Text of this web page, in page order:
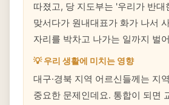
따졌고, 당 지도부는 '우리가 반대
맞서다가 원내대표가 화가 나서
자리를 박차고 나가는 일까지 벌
💡 우리 생활에 미치는 영향
대구·경북 지역 어르신들께는 지
중요한 문제인데요. 통합이 되면